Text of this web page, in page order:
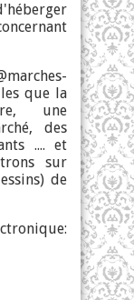
que la
une
des
.... et
sur
de